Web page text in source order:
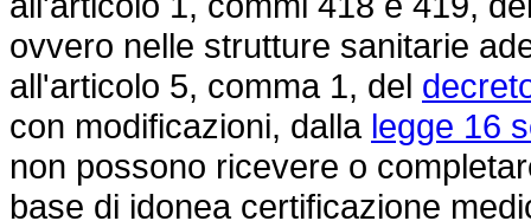
ovvero nelle strutture sanitarie
all'articolo 5, comma 1, del
con modificazioni, dalla legge 16
non possono ricevere o
base di idonea certificazione